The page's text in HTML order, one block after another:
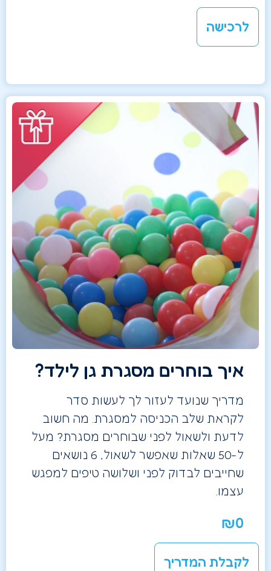
לרכישה
איך בוחרים מסגרת גן לילד?
מדריך שנועד לעזור לך לעשות סדר
לקראת שלב הכניסה למסגרת. מה חשוב
לדעת ולשאול לפני שבוחרים מסגרת? מעל
ל-50 שאלות שאפשר לשאול, 6 נושאים
שחייבים לבדוק לפני ושלושה טיפים למפגש
עצמו.
₪0
לקבלת המדריך